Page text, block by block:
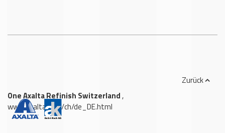
One Axalta Refinish Switzerland,
www.axalta.com/ch/de_DE.html
Zurück